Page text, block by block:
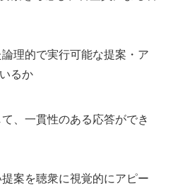
理的で実行可能な提案・ア
るか
、一貫性のある応答ができ
案を聴衆に視覚的にアピー